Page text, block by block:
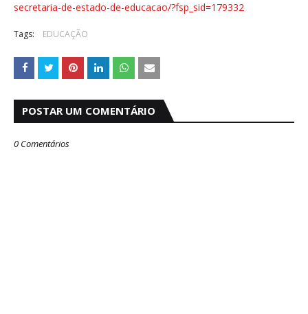
secretaria-de-estado-de-educacao/?fsp_sid=179332
Tags: EDUCAÇÃO
POSTAR UM COMENTÁRIO
0 Comentários